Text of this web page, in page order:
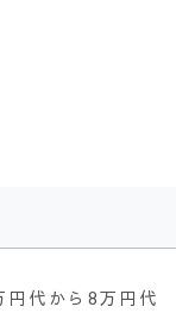
円代から8万円代